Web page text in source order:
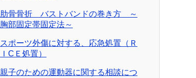
肋骨骨折 バストバンドの巻き方 ～
胸部固定帯固定法～
スポーツ外傷に対する、応急処置（Ｒ
ＩCＥ処置）
親子のための運動器に関する相談につ